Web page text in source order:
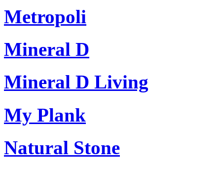
Metropoli
Mineral D
Mineral D Living
My Plank
Natural Stone